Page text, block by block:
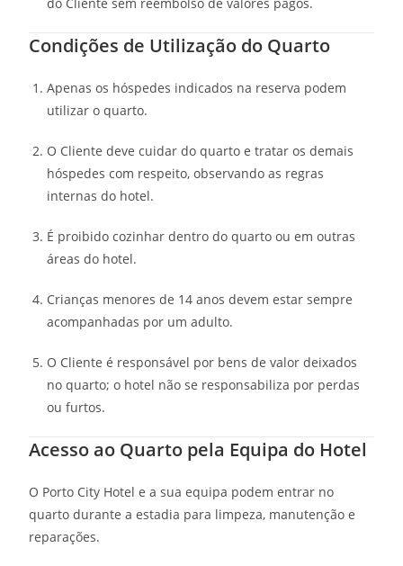
Condições de Utilização do Quarto
Apenas os hóspedes indicados na reserva podem
utilizar o quarto.
O Cliente deve cuidar do quarto e tratar os demais
hóspedes com respeito, observando as regras
internas do hotel.
É proibido cozinhar dentro do quarto ou em outras
áreas do hotel.
Crianças menores de 14 anos devem estar sempre
acompanhadas por um adulto.
O Cliente é responsável por bens de valor deixados
no quarto; o hotel não se responsabiliza por perdas
ou furtos.
Acesso ao Quarto pela Equipa do Hotel
O Porto City Hotel e a sua equipa podem entrar no
quarto durante a estadia para limpeza, manutenção e
reparações.